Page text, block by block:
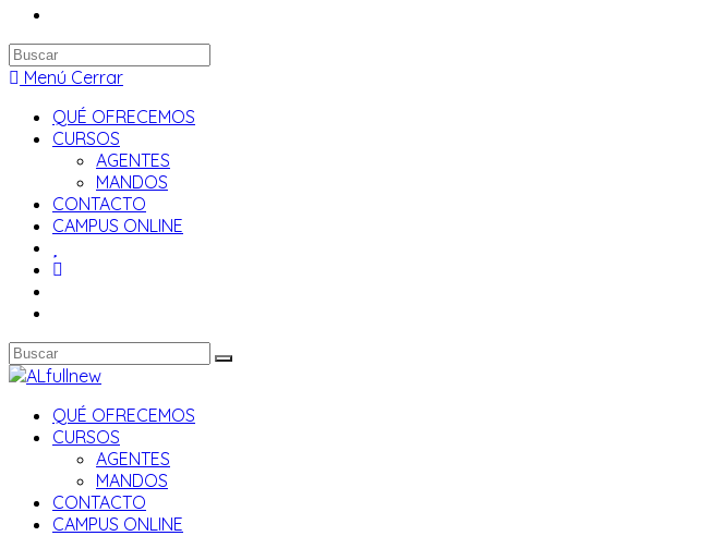
Buscar
en
web
Menú Cerrar
QUÉ OFRECEMOS
CURSOS
AGENTES
MANDOS
CONTACTO
CAMPUS ONLINE
QUÉ OFRECEMOS
CURSOS
AGENTES
MANDOS
CONTACTO
CAMPUS ONLINE